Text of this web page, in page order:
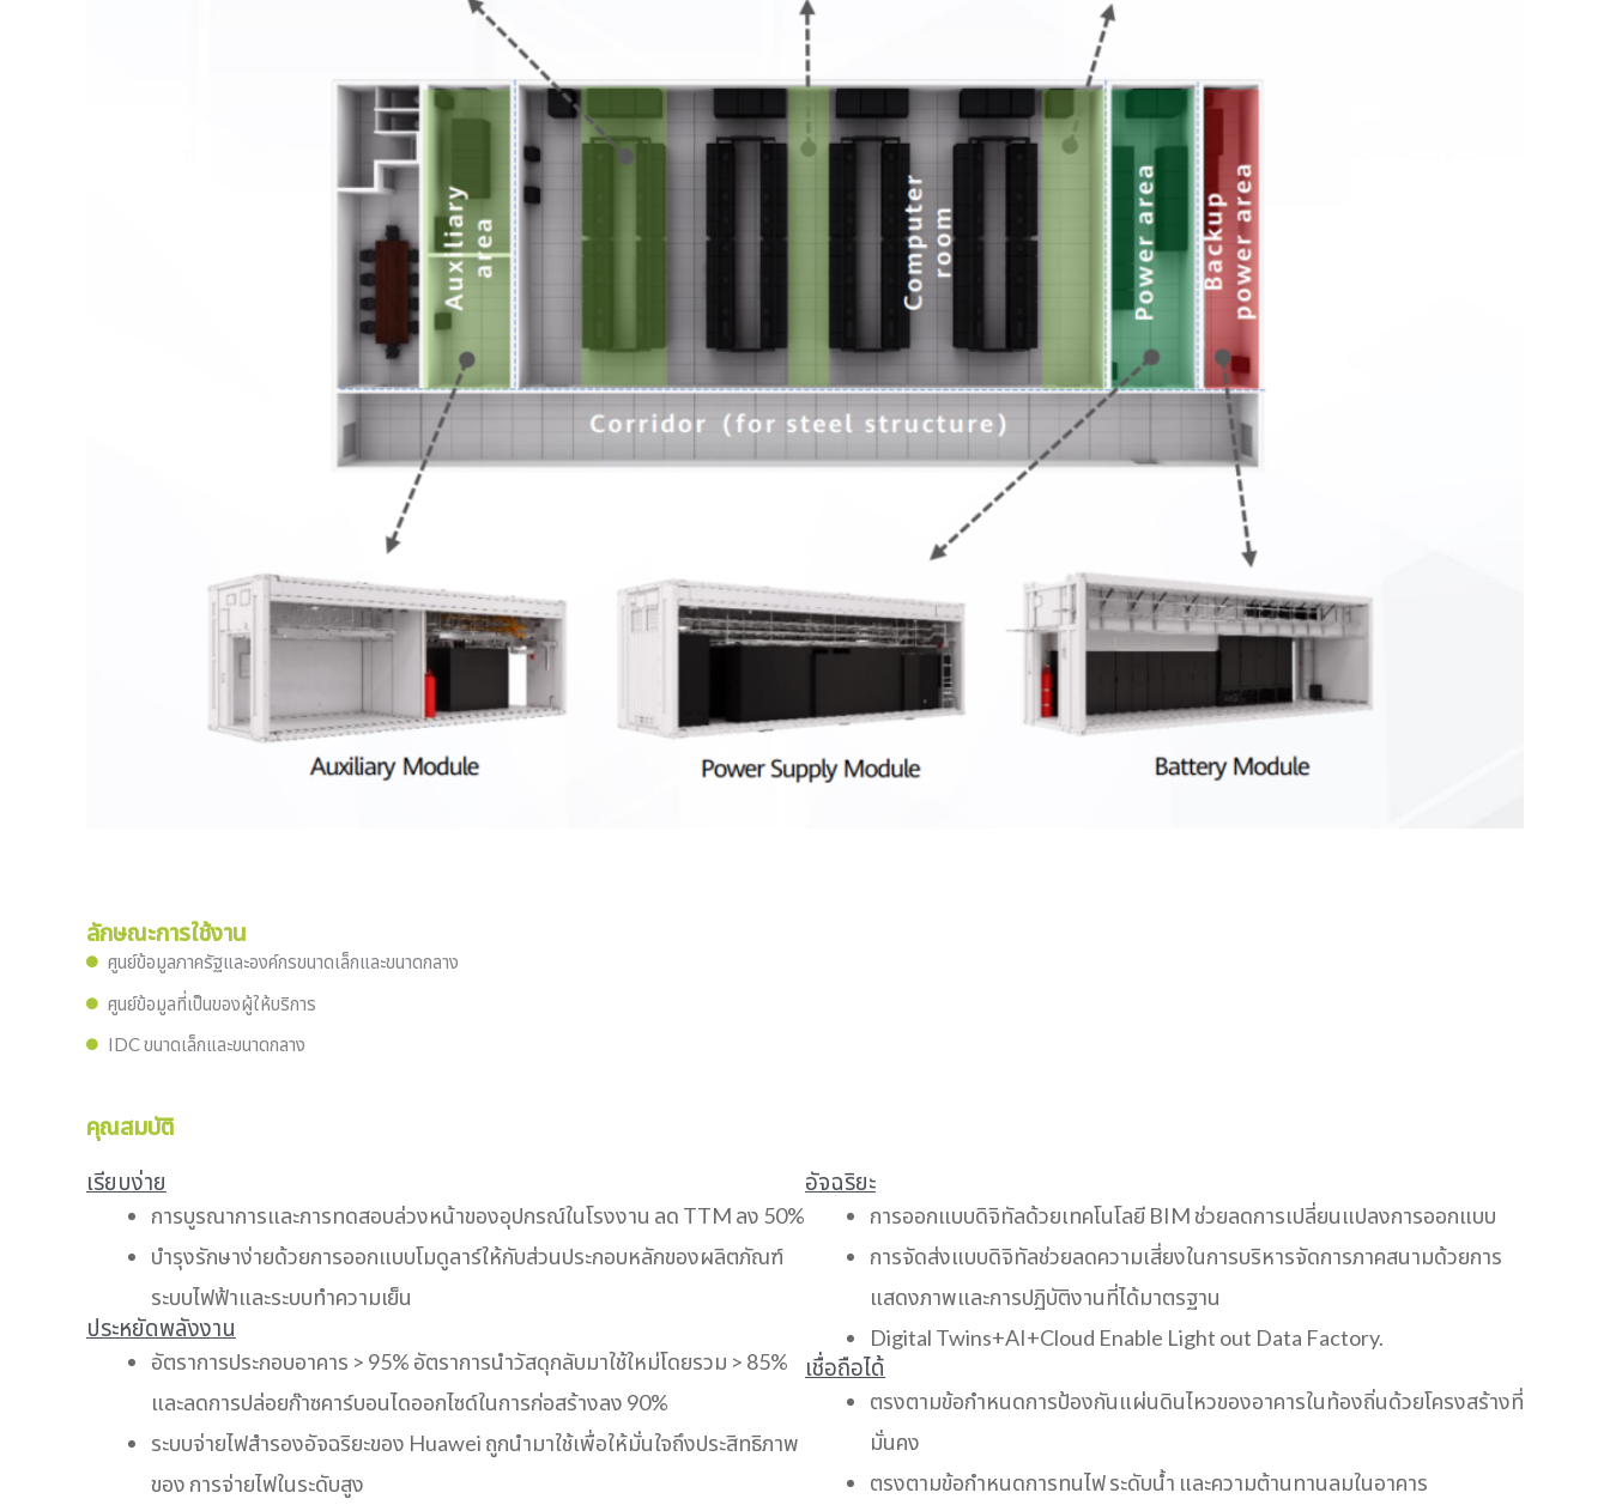
ลักษณะการใช้งาน
ศูนย์ข้อมูลภาครัฐและองค์กรขนาดเล็กและขนาดกลาง
ศูนย์ข้อมูลที่เป็นของผู้ให้บริการ
IDC ขนาดเล็กและขนาดกลาง
คุณสมบัติ
เรียบง่าย
การบูรณาการและการทดสอบล่วงหน้าของอุปกรณ์ในโรงงาน ลด TTM ลง 50%
บำรุงรักษาง่ายด้วยการออกแบบโมดูลาร์ให้กับส่วนประกอบหลักของผลิตภัณฑ์
ระบบไฟฟ้าและระบบทำความเย็น
ประหยัดพลังงาน
อัตราการประกอบอาคาร > 95% อัตราการนำวัสดุกลับมาใช้ใหม่โดยรวม > 85%
และลดการปล่อยก๊าซคาร์บอนไดออกไซด์ในการก่อสร้างลง 90%
ระบบจ่ายไฟสำรองอัจฉริยะของ Huawei ถูกนำมาใช้เพื่อให้มั่นใจถึงประสิทธิภาพ
ของ การจ่ายไฟในระดับสูง
อัจฉริยะ
การออกแบบดิจิทัลด้วยเทคโนโลยี BIM ช่วยลดการเปลี่ยนแปลงการออกแบบ
การจัดส่งแบบดิจิทัลช่วยลดความเสี่ยงในการบริหารจัดการภาคสนามด้วยการ
แสดงภาพและการปฏิบัติงานที่ได้มาตรฐาน
Digital Twins+AI+Cloud Enable Light out Data Factory.
เชื่อถือได้
ตรงตามข้อกำหนดการป้องกันแผ่นดินไหวของอาคารในท้องถิ่นด้วยโครงสร้างที่
มั่นคง
ตรงตามข้อกำหนดการทนไฟ ระดับน้ำ และความต้านทานลมในอาคาร